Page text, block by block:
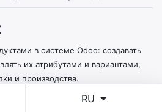
RU
в системе Odoo: создавать
их атрибутами и вариантами,
и производства.
часть